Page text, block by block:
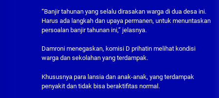
“Banjir tahunan yang selalu dirasakan warga di dua desa ini.
Harus ada langkah dan upaya permanen, untuk menuntaskan
persoalan banjir tahunan ini,” jelasnya.
Damroni menegaskan, komisi D prihatin melihat kondisi
warga dan sekolahan yang terdampak.
Khususnya para lansia dan anak-anak, yang terdampak
penyakit dan tidak bisa beraktifitas normal.